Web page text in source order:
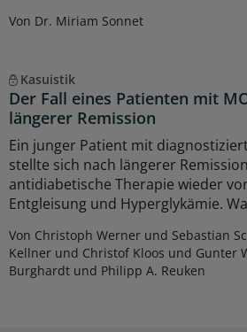
Von Dr. Miriam Sonnet
Kasuistik
Der Fall eines Patienten mit
längerer Remission
Ein junger Patient mit
stellte sich nach längerer
antidiabetische Therapie wieder
Entgleisung und Hyperglykämie.
Von Christoph Werner und Sebastian
Kellner und Christof Kloos und Gunter
Burghardt und Philipp A. Reuken